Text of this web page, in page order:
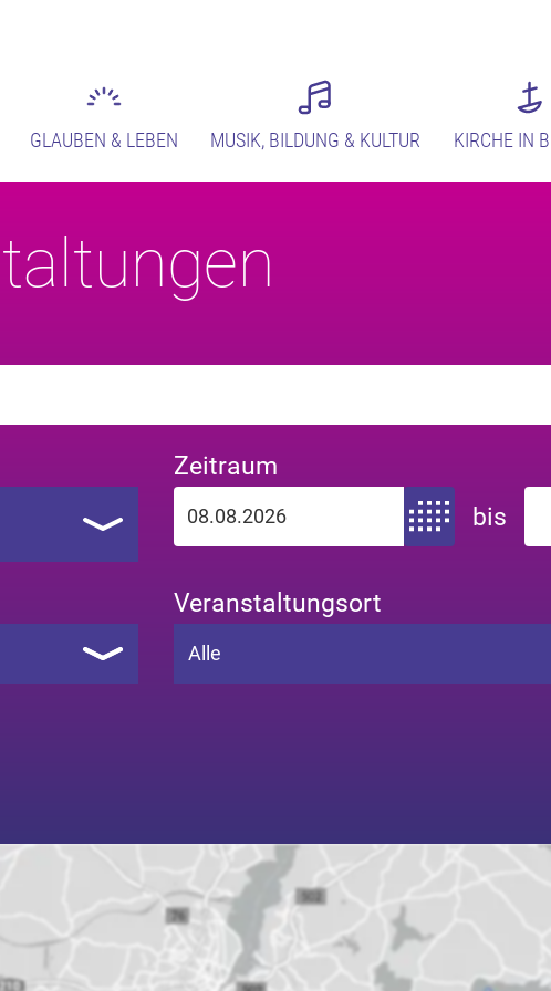
GLAUBEN & LEBEN MUSIK, BILDUNG & KULTUR KIRCHE IN
Zeitraum
Zeitraum von
bis
Veranstaltungsort
Alle